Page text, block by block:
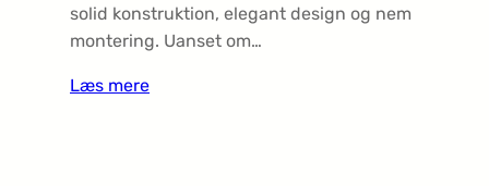
solid konstruktion, elegant design og nem
montering. Uanset om…
Læs mere